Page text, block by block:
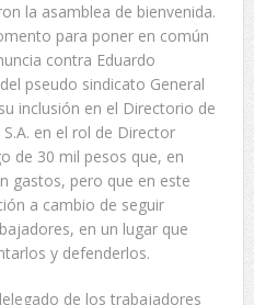
la asamblea de bienvenida.
para poner en común
contra Eduardo
pseudo sindicato General
inclusión en el Directorio de
en el rol de Director
de 30 mil pesos que, en
gastos, pero que en este
a cambio de seguir
en un lugar que
y defenderlos.
de los trabajadores